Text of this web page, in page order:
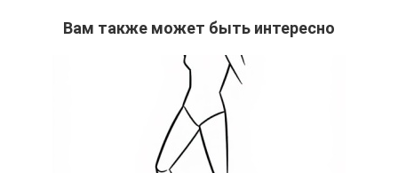
Вам также может быть интересно